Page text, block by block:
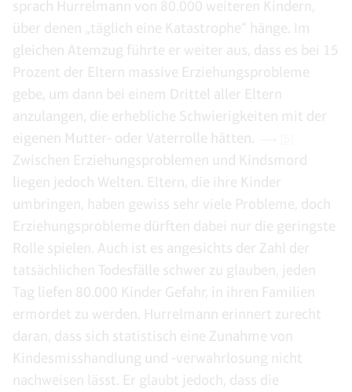
sprach Hurrelmann von 80.000 weiteren Kindern,
über denen „täglich eine Katastrophe“ hänge. Im
gleichen Atemzug führte er weiter aus, dass es bei 15
Prozent der Eltern massive Erziehungsprobleme
gebe, um dann bei einem Drittel aller Eltern
anzulangen, die erhebliche Schwierigkeiten mit der
eigenen Mutter- oder Vaterrolle hätten.
Zwischen Erziehungsproblemen und Kindsmord
liegen jedoch Welten. Eltern, die ihre Kinder
umbringen, haben gewiss sehr viele Probleme, doch
Erziehungsprobleme dürften dabei nur die geringste
Rolle spielen. Auch ist es angesichts der Zahl der
tatsächlichen Todesfälle schwer zu glauben, jeden
Tag liefen 80.000 Kinder Gefahr, in ihren Familien
ermordet zu werden. Hurrelmann erinnert zurecht
daran, dass sich statistisch eine Zunahme von
Kindesmisshandlung und -verwahrlosung nicht
nachweisen lässt. Er glaubt jedoch, dass die